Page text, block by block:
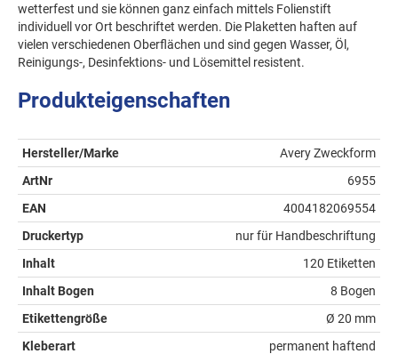
wetterfest und sie können ganz einfach mittels Folienstift
individuell vor Ort beschriftet werden. Die Plaketten haften auf
vielen verschiedenen Oberflächen und sind gegen Wasser, Öl,
Reinigungs-, Desinfektions- und Lösemittel resistent.
Produkteigenschaften
Hersteller/Marke
Avery Zweckform
ArtNr
6955
EAN
4004182069554
Druckertyp
nur für Handbeschriftung
Inhalt
120 Etiketten
Inhalt Bogen
8 Bogen
Etikettengröße
Ø 20 mm
Kleberart
permanent haftend